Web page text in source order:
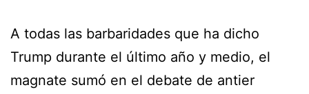
A todas las barbaridades que ha dicho
Trump durante el último año y medio, el
magnate sumó en el debate de antier